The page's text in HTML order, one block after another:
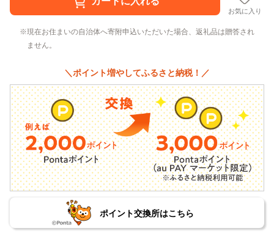
お気に入り
現在お住まいの自治体へ寄附申込いただいた場合、返礼品は贈答され
ません。
＼ポイント増やしてふるさと納税！／
ポイント交換所はこちら